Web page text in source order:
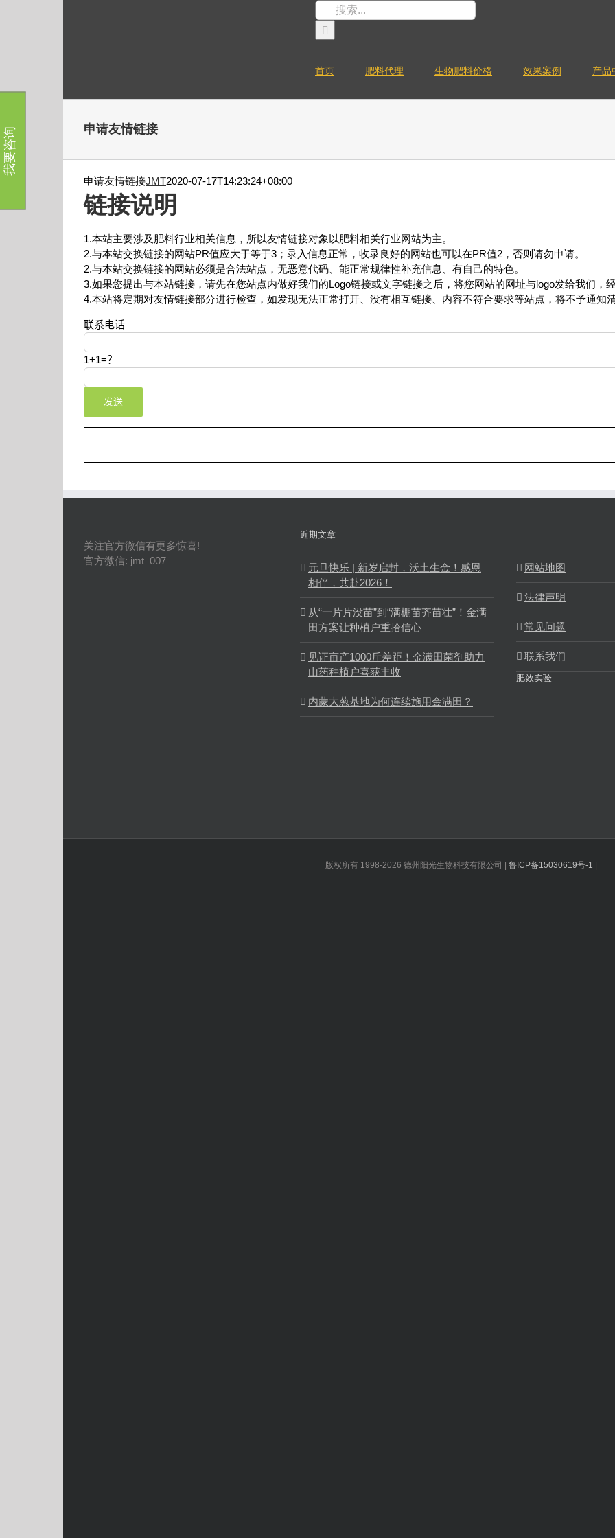
搜
索：
首页 肥料代理 生物肥料价格 效果案例 产品
申请友情链接
申请友情链接JMT2020-07-17T14:23:24+08:00
链接说明
1.本站主要涉及肥料行业相关信息，所以友情链接对象以肥料相关行业网站为主。
2.与本站交换链接的网站PR值应大于等于3；录入信息正常，收录良好的网站也可以在PR值2，否则请勿申请。
2.与本站交换链接的网站必须是合法站点，无恶意代码、能正常规律性补充信息、有自己的特色。
3.如果您提出与本站链接，请先在您站点内做好我们的Logo链接或文字链接之后，将您网站的网址与logo发给我们，
4.本站将定期对友情链接部分进行检查，如发现无法正常打开、没有相互链接、内容不符合要求等站点，将不予通知
联系电话
1+1=？
关注官方微信有更多惊喜!
官方微信: jmt_007
近期文章
元旦快乐 | 新岁启封，沃土生金！感恩
相伴，共赴2026！
从“一片片没苗”到“满棚苗齐苗壮”！金满
田方案让种植户重拾信心
见证亩产1000斤差距！金满田菌剂助力
山药种植户喜获丰收
内蒙大葱基地为何连续施用金满田？
网站地图
法律声明
常见问题
联系我们
肥效实验
版权所有 1998-2026 德州阳光生物科技有限公司 | 鲁ICP备15030619号-1
我要咨询